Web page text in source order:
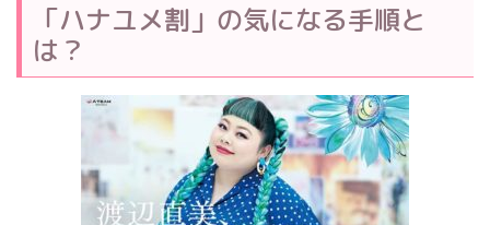
「ハナユメ割」の気になる手順と
は？